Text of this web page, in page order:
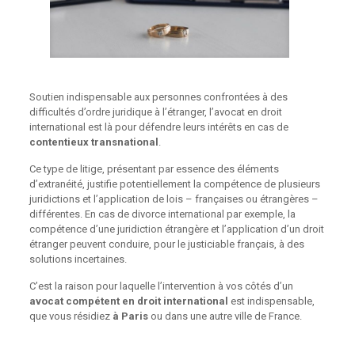
Soutien indispensable aux personnes confrontées à des
difficultés d’ordre juridique à l’étranger, l’avocat en droit
international est là pour défendre leurs intérêts en cas de
contentieux transnational .
Ce type de litige, présentant par essence des éléments
d’extranéité, justifie potentiellement la compétence de plusieurs
juridictions et l’application de lois – françaises ou étrangères –
différentes. En cas de divorce international par exemple, la
compétence d’une juridiction étrangère et l’application d’un droit
étranger peuvent conduire, pour le justiciable français, à des
solutions incertaines.
C’est la raison pour laquelle l’intervention à vos côtés d’un
avocat compétent en droit international est indispensable,
que vous résidiez à Parisou dans une autre ville de France.